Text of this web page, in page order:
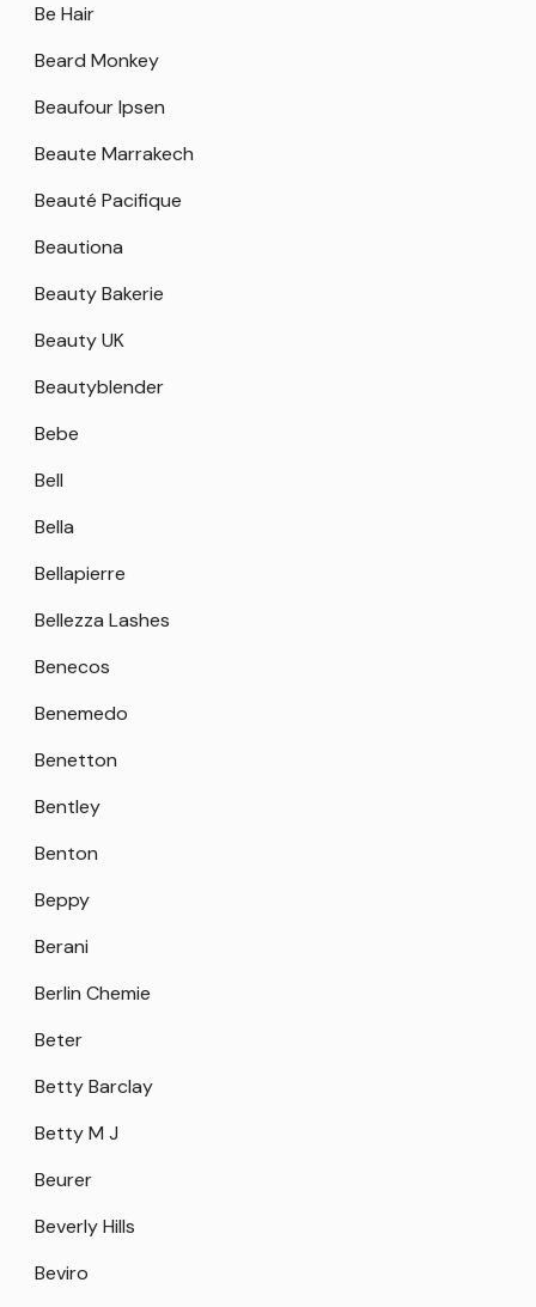
Be Hair
Beard Monkey
Beaufour Ipsen
Beaute Marrakech
Beauté Pacifique
Beautiona
Beauty Bakerie
Beauty UK
Beautyblender
Bebe
Bell
Bella
Bellapierre
Bellezza Lashes
Benecos
Benemedo
Benetton
Bentley
Benton
Beppy
Berani
Berlin Chemie
Beter
Betty Barclay
Betty M J
Beurer
Beverly Hills
Beviro